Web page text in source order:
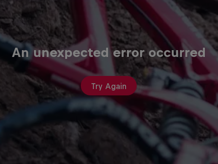
An unexpected error occurred
Try Again